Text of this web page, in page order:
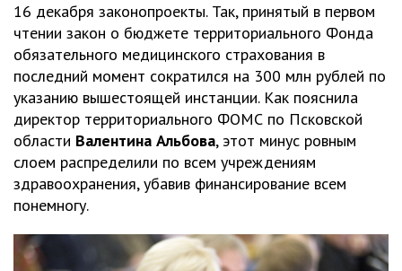
16 декабря законопроекты. Так, принятый в первом
чтении закон о бюджете территориального Фонда
обязательного медицинского страхования в
последний момент сократился на 300 млн рублей по
указанию вышестоящей инстанции. Как пояснила
директор территориального ФОМС по Псковской
области Валентина Альбова, этот минус ровным
слоем распределили по всем учреждениям
здравоохранения, убавив финансирование всем
понемногу.